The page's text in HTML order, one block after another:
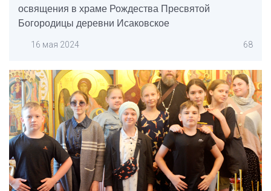
освящения в храме Рождества Пресвятой
Богородицы деревни Исаковское
16 мая 2024 68